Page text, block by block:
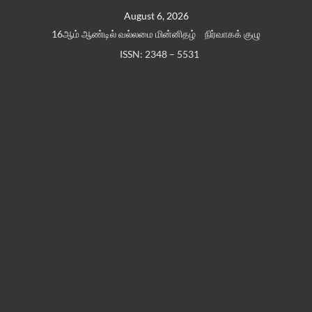
August 6, 2026
16ஆம் ஆண்டில் வல்லமை மின்னிதழ்
நிர்வாகக் குழு
ISSN: 2348 – 5531